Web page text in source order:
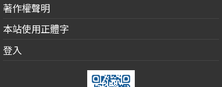
著作權聲明
本站使用正體字
登入